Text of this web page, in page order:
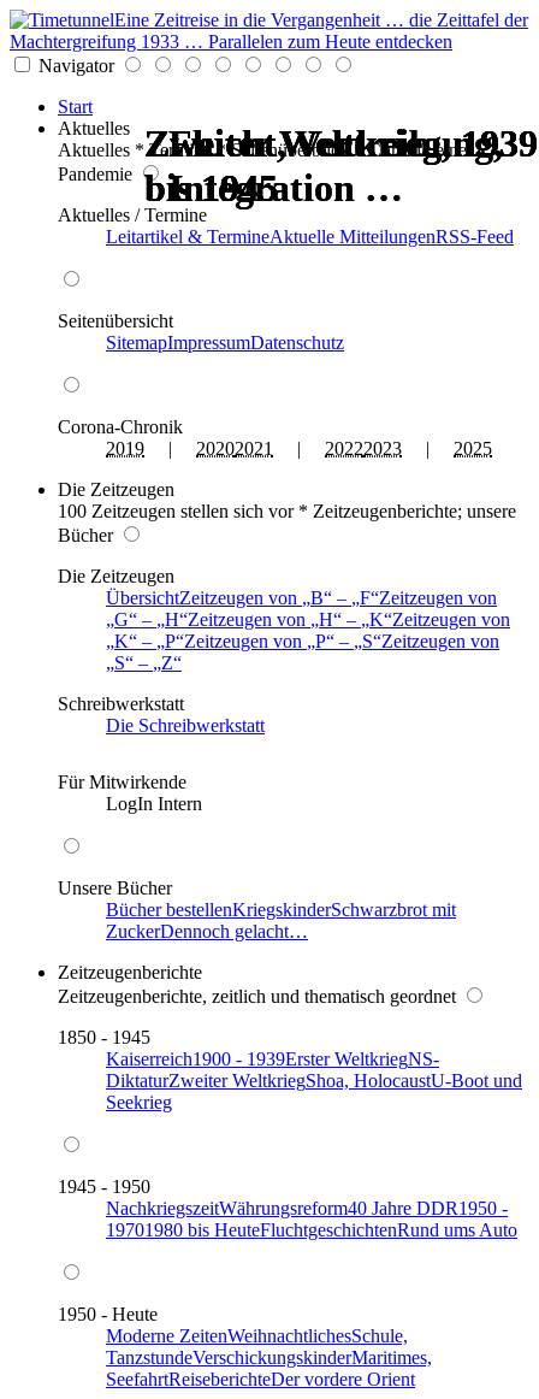
Eine Zeitreise in die Vergangenheit … die Zeittafel der
Machtergreifung 1933 … Parallelen zum Heute entdecken
Navigator
Start
Aktuelles
Aktuelles * Termine * Seitenüberblick * Chronik einer
Pandemie
Aktuelles / Termine
Leitartikel & TermineAktuelle MitteilungenRSS-Feed
Seitenübersicht
SitemapImpressumDatenschutz
Corona-Chronik
2019 | 20202021 | 20222023 | 2025
Die Zeitzeugen
100 Zeitzeugen stellen sich vor * Zeitzeugenberichte; unsere
Bücher
Die Zeitzeugen
ÜbersichtZeitzeugen von B – F Zeitzeugen von
G
– H Zeitzeugen von H – K Zeitzeugen von
K
– P Zeitzeugen von P – S Zeitzeugen von
S
–
Z
Schreibwerkstatt
Die Schreibwerkstatt
Für Mitwirkende
LogIn Intern
Unsere Bücher
Bücher bestellenKriegskinderSchwarzbrot mit
ZuckerDennoch gelacht…
Zeitzeugenberichte
Zeitzeugenberichte, zeitlich und thematisch geordnet
1850 - 1945
Kaiserreich1900 - 1939Erster WeltkriegNS-
DiktaturZweiter WeltkriegShoa, HolocaustU-Boot und
Seekrieg
1945 - 1950
NachkriegszeitWährungsreform40 Jahre DDR1950 -
19701980 bis HeuteFluchtgeschichtenRund ums Auto
1950 - Heute
Moderne ZeitenWeihnachtlichesSchule,
TanzstundeVerschickungskinderMaritimes,
SeefahrtReiseberichteDer vordere Orient
Zweiter Weltkrieg, 1939
bis 1945
Flucht, Vertreibung,
Integration …
Zweiter Weltkrieg, 1939
bis 1945
Zweiter Weltkrieg, 1939
bis 1945
Flucht, Vertreibung,
Integration …
Zweiter Weltkrieg, 1939
bis 1945